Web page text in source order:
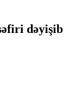
dəyişib